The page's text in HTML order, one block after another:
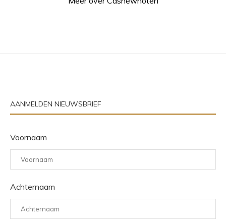
AANMELDEN NIEUWSBRIEF
Voornaam
Achternaam